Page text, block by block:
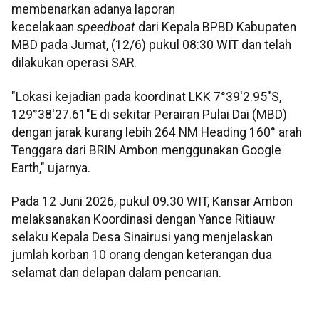
membenarkan adanya laporan
kecelakaan speedboat dari Kepala BPBD Kabupaten
MBD pada Jumat, (12/6) pukul 08:30 WIT dan telah
dilakukan operasi SAR.
"Lokasi kejadian pada koordinat LKK 7°39'2.95"S,
129°38'27.61"E di sekitar Perairan Pulai Dai (MBD)
dengan jarak kurang lebih 264 NM Heading 160° arah
Tenggara dari BRIN Ambon menggunakan Google
Earth," ujarnya.
Pada 12 Juni 2026, pukul 09.30 WIT, Kansar Ambon
melaksanakan Koordinasi dengan Yance Ritiauw
selaku Kepala Desa Sinairusi yang menjelaskan
jumlah korban 10 orang dengan keterangan dua
selamat dan delapan dalam pencarian.